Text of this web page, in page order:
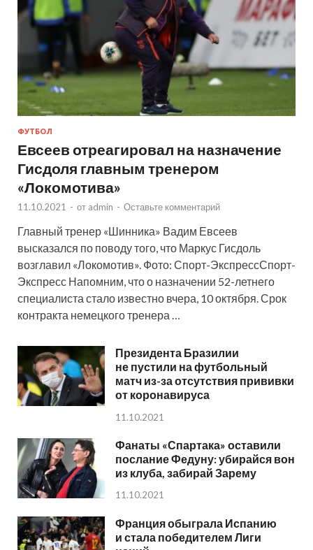
ФУТБОЛ
Евсеев отреагировал на назначение
Гисдоля главным тренером
«Локомотива»
11.10.2021 - от admin - Оставьте комментарий
Главный тренер «Шинника» Вадим Евсеев
высказался по поводу того, что Маркус Гисдоль
возглавил «Локомотив». Фото: Спорт-ЭкспрессСпорт-
Экспресс Напомним, что о назначении 52-летнего
специалиста стало известно вчера, 10 октября. Срок
контракта немецкого тренера …
Президента Бразилии
не пустили на футбольный
матч из-за отсутствия прививки
от коронавируса
11.10.2021
Фанаты «Спартака» оставили
послание Федуну: убирайся вон
из клуба, забирай Зарему
11.10.2021
Франция обыграла Испанию
и стала победителем Лиги